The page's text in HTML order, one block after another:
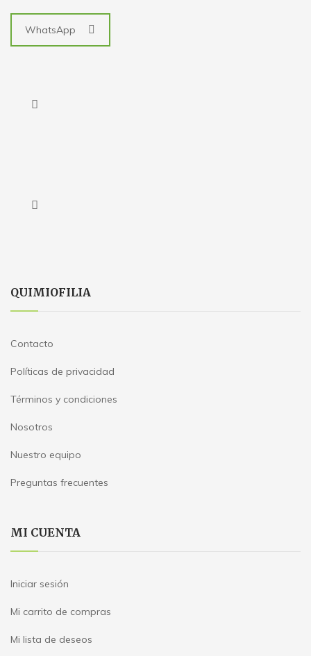
WhatsApp
QUIMIOFILIA
Contacto
Políticas de privacidad
Términos y condiciones
Nosotros
Nuestro equipo
Preguntas frecuentes
MI CUENTA
Iniciar sesión
Mi carrito de compras
Mi lista de deseos